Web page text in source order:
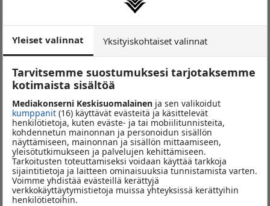
Yleiset valinnat Yksityiskohtaiset valinnat
Tarvitsemme suostumuksesi tarjotaksemme
kotimaista sisältöä
Mediakonserni Keskisuomalainen ja sen valikoidut
kumppanit (16) käyttävät evästeitä ja käsittelevät
henkilötietoja, kuten eväste- ja tai mobiilitunnisteita,
kohdennetun mainonnan ja personoidun sisällön
näyttämiseen, mainonnan ja sisällön mittaamiseen,
yleisötutkimukseen ja palvelujen kehittämiseen.
Tarkoitusten toteuttamiseksi voidaan käyttää tarkkoja
sijaintitietoja ja laitteen ominaisuuksia tunnistamista varten.
Voimme yhdistää evästeillä kerättyjä
verkkokäyttäytymistietoja muissa yhteyksissä kerättyihin
henkilötietoihin.